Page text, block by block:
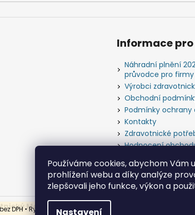
Používáme cookies, abychom Vám
prohlížení webu a díky analýze
zlepšovali jeho funkce, výkon a
Nastavení
DPH • Rychlý nákup
Informace
Náhradní plnění
průvodce pro firmy
Výrobci
Obchodní
Podmínky ochrany
Kontakty
Zdravotnické
Hodnocení
Materiál - Velkoobchod s.r.o.